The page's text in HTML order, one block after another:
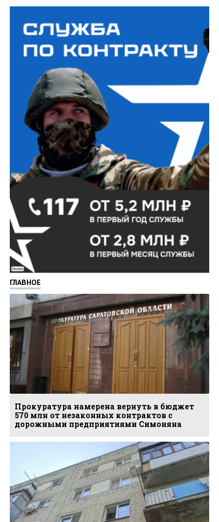
Реклама
ГЛАВНОЕ
Прокуратура намерена вернуть в бюджет
570 млн от незаконных контрактов с
дорожными предприятиями Симоняна